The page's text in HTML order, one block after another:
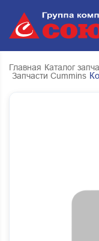
Главная Каталог
Запчасти Cummins